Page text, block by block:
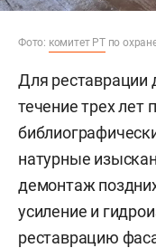
Фото: комитет РТпо
Для реставрации
течение трех лет
натурные
демонтаж
усиление и
реставрацию